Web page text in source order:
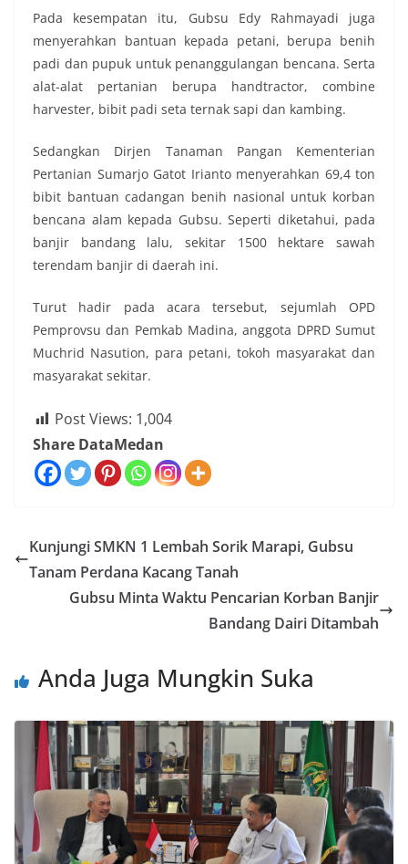
Pada kesempatan itu, Gubsu Edy Rahmayadi juga
menyerahkan bantuan kepada petani, berupa benih
padi dan pupuk untuk penanggulangan bencana. Serta
alat-alat pertanian berupa handtractor, combine
harvester, bibit padi seta ternak sapi dan kambing.
Sedangkan Dirjen Tanaman Pangan Kementerian
Pertanian Sumarjo Gatot Irianto menyerahkan 69,4 ton
bibit bantuan cadangan benih nasional untuk korban
bencana alam kepada Gubsu. Seperti diketahui, pada
banjir bandang lalu, sekitar 1500 hektare sawah
terendam banjir di daerah ini.
Turut hadir pada acara tersebut, sejumlah OPD
Pemprovsu dan Pemkab Madina, anggota DPRD Sumut
Muchrid Nasution, para petani, tokoh masyarakat dan
masyarakat sekitar.
Post Views: 1,004
Share DataMedan
Kunjungi SMKN 1 Lembah Sorik Marapi, Gubsu
Tanam Perdana Kacang Tanah
Gubsu Minta Waktu Pencarian Korban Banjir
Bandang Dairi Ditambah
Anda Juga Mungkin Suka